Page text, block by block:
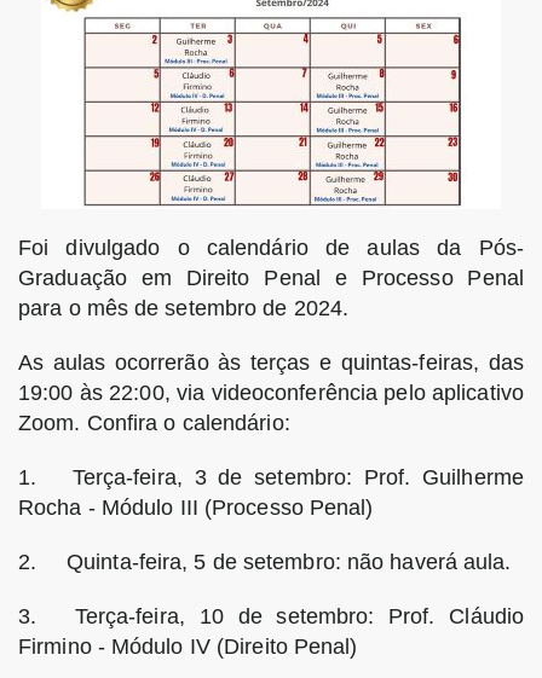
Foi divulgado o calendário de aulas da Pós-
Graduação em Direito Penal e Processo Penal
para o mês de setembro de 2024.
As aulas ocorrerão às terças e quintas-feiras, das
19:00 às 22:00, via videoconferência pelo aplicativo
Zoom. Confira o calendário:
1.
Terça-feira, 3 de setembro: Prof. Guilherme
Rocha - Módulo III (Processo Penal)
2. Quinta-feira, 5 de setembro: não haverá aula.
3.
Terça-feira, 10 de setembro: Prof. Cláudio
Firmino - Módulo IV (Direito Penal)